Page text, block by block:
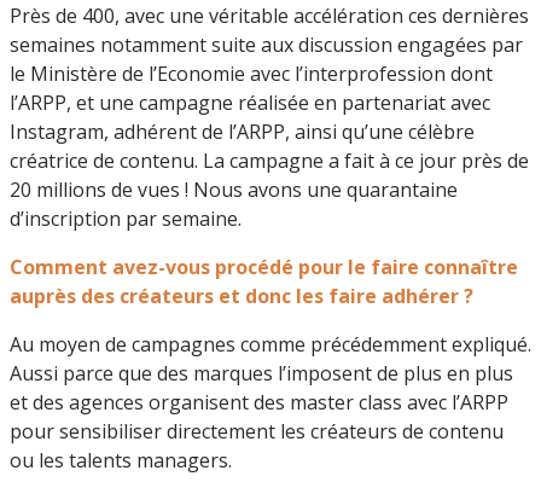
Près de 400, avec une véritable accélération ces dernières
semaines notamment suite aux discussion engagées par
le Ministère de l’Economie avec l’interprofession dont
l’ARPP, et une campagne réalisée en partenariat avec
Instagram, adhérent de l’ARPP, ainsi qu’une célèbre
créatrice de contenu. La campagne a fait à ce jour près de
20 millions de vues ! Nous avons une quarantaine
d’inscription par semaine.
Comment avez-vous procédé pour le faire connaître
auprès des créateurs et donc les faire adhérer ?
Au moyen de campagnes comme précédemment expliqué.
Aussi parce que des marques l’imposent de plus en plus
et des agences organisent des master class avec l’ARPP
pour sensibiliser directement les créateurs de contenu
ou les talents managers.